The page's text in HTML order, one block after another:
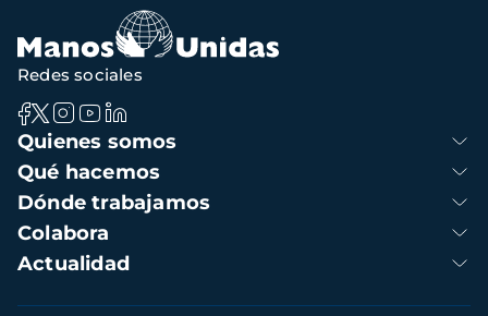
Navegación
principal
Quienes somos
Qué hacemos
Dónde trabajamos
Colabora
Actualidad
Redes sociales